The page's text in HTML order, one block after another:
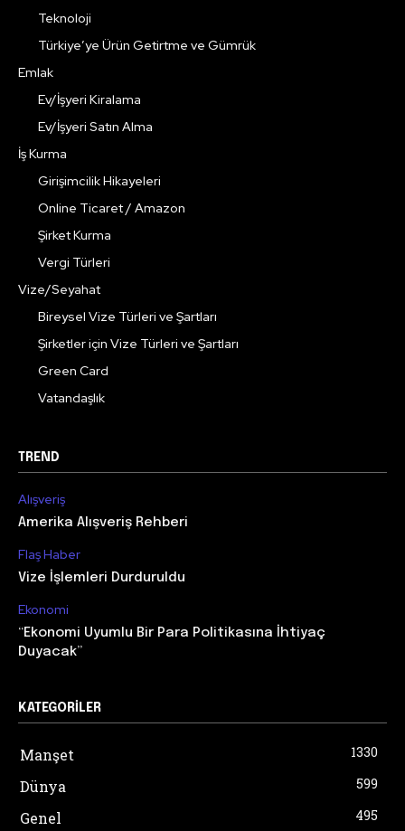
Teknoloji
Türkiye’ye Ürün Getirtme ve Gümrük
Emlak
Ev/İşyeri Kiralama
Ev/İşyeri Satın Alma
İş Kurma
Girişimcilik Hikayeleri
Online Ticaret / Amazon
Şirket Kurma
Vergi Türleri
Vize/Seyahat
Bireysel Vize Türleri ve Şartları
Şirketler için Vize Türleri ve Şartları
Green Card
Vatandaşlık
TREND
Alışveriş
Amerika Alışveriş Rehberi
Flaş Haber
Vize İşlemleri Durduruldu
Ekonomi
“Ekonomi Uyumlu Bir Para Politikasına İhtiyaç
Duyacak”
KATEGORILER
Manşet 1330
Dünya 599
Genel 495